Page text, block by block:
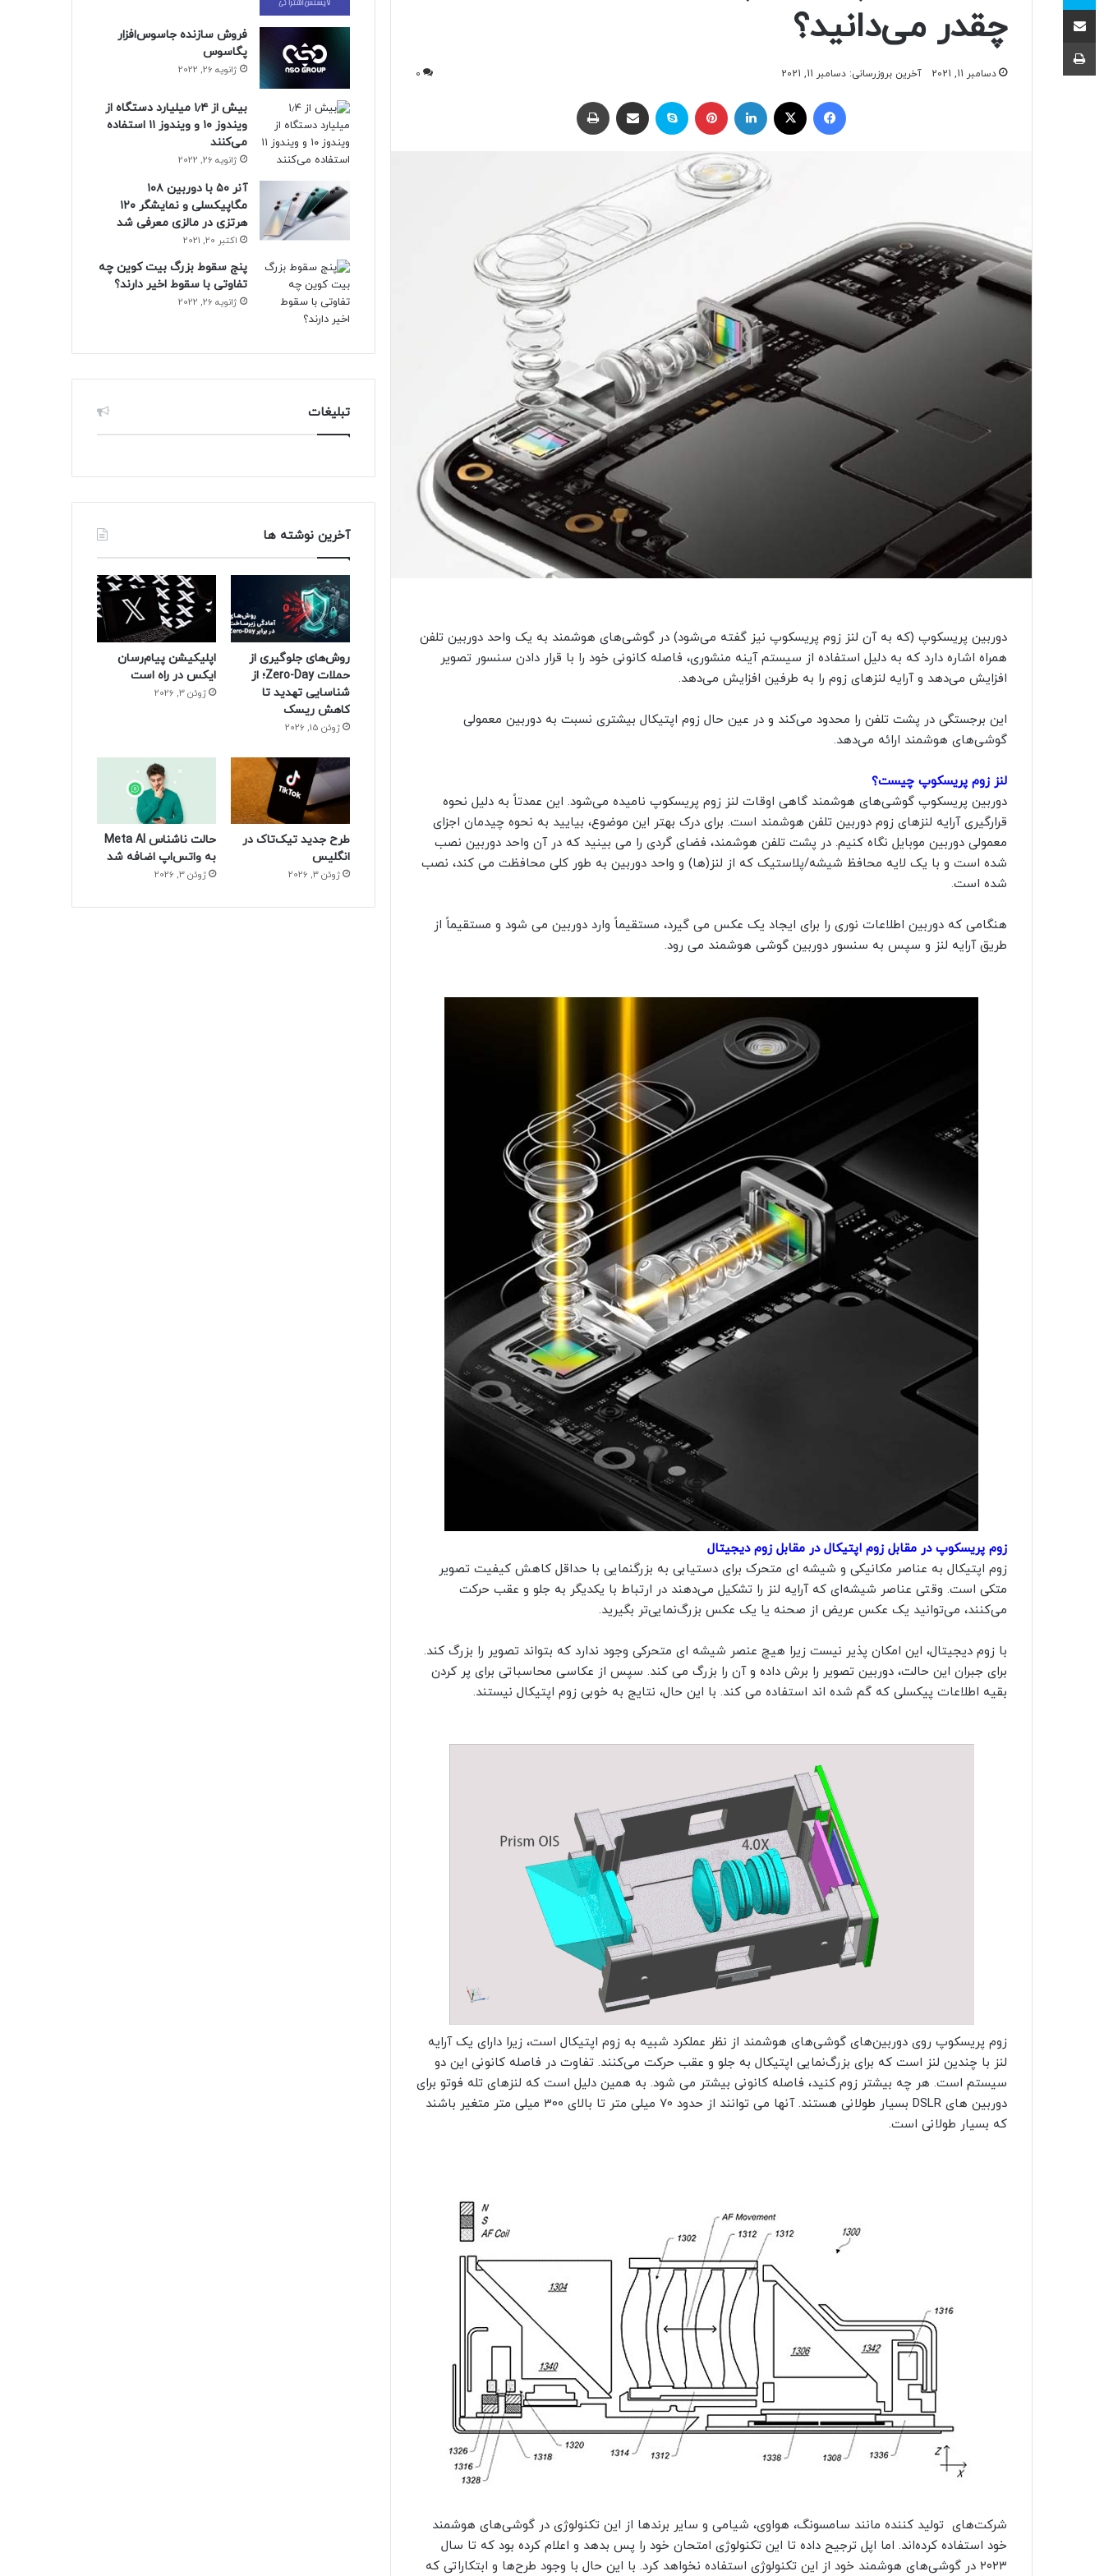
چقدر می‌دانید؟
دسامبر 11, 2021 آخرین بروزرسانی: دسامبر 11, 2021 0
ایکس
دوربین پریسکوپ (که به آن لنز زوم پریسکوپ نیز گفته می‌شود) در گوشی‌های هوشمند به یک واحد دوربین تلفن
همراه اشاره دارد که به دلیل استفاده از سیستم آینه منشوری، فاصله کانونی خود را با قرار دادن سنسور تصویر
افزایش می‌دهد و آرایه لنزهای زوم را به طرفین افزایش می‌دهد.
این برجستگی در پشت تلفن را محدود می‌کند و در عین حال زوم اپتیکال بیشتری نسبت به دوربین معمولی
گوشی‌های هوشمند ارائه می‌دهد.
لنز زوم پریسکوپ چیست؟
دوربین پریسکوپ گوشی‌های هوشمند گاهی اوقات لنز زوم پریسکوپ نامیده می‌شود. این عمدتاً به دلیل نحوه
قرارگیری آرایه لنزهای زوم دوربین تلفن هوشمند است. برای درک بهتر این موضوع، بیایید به نحوه چیدمان اجزای
معمولی دوربین موبایل نگاه کنیم. در پشت تلفن هوشمند، فضای گردی را می بینید که در آن واحد دوربین نصب
شده است و با یک لایه محافظ شیشه/پلاستیک که از لنز(ها) و واحد دوربین به طور کلی محافظت می کند، نصب
شده است.
هنگامی که دوربین اطلاعات نوری را برای ایجاد یک عکس می گیرد، مستقیماً وارد دوربین می شود و مستقیماً از
طریق آرایه لنز و سپس به سنسور دوربین گوشی هوشمند می رود.
زوم پریسکوپ در مقابل زوم اپتیکال در مقابل زوم دیجیتال
زوم اپتیکال به عناصر مکانیکی و شیشه ای متحرک برای دستیابی به بزرگنمایی با حداقل کاهش کیفیت تصویر
متکی است. وقتی عناصر شیشه‌ای که آرایه لنز را تشکیل می‌دهند در ارتباط با یکدیگر به جلو و عقب حرکت
می‌کنند، می‌توانید یک عکس عریض از صحنه یا یک عکس بزرگ‌نمایی‌تر بگیرید.
با زوم دیجیتال، این امکان پذیر نیست زیرا هیچ عنصر شیشه ای متحرکی وجود ندارد که بتواند تصویر را بزرگ کند.
برای جبران این حالت، دوربین تصویر را برش داده و آن را بزرگ می کند. سپس از عکاسی محاسباتی برای پر کردن
بقیه اطلاعات پیکسلی که گم شده اند استفاده می کند. با این حال، نتایج به خوبی زوم اپتیکال نیستند.
زوم پریسکوپ روی دوربین‌های گوشی‌های هوشمند از نظر عملکرد شبیه به زوم اپتیکال است، زیرا دارای یک آرایه
لنز با چندین لنز است که برای بزرگ‌نمایی اپتیکال به جلو و عقب حرکت می‌کنند. تفاوت در فاصله کانونی این دو
سیستم است. هر چه بیشتر زوم کنید، فاصله کانونی بیشتر می شود. به همین دلیل است که لنزهای تله فوتو برای
دوربین های DSLR بسیار طولانی هستند. آنها می توانند از حدود 70 میلی متر تا بالای 300 میلی متر متغیر باشند
که بسیار طولانی است.
شرکت‌های تولید کننده مانند سامسونگ، هواوی، شیامی و سایر برند‌ها از این تکنولوژی در گوشی‌های هوشمند
خود استفاده کرده‌اند. اما اپل ترجیح داده تا این تکنولوژی امتحان خود را پس بدهد و اعلام کرده بود که تا سال
۲۰۲۳ در گوشی‌های هوشمند خود از این تکنولوژی استفاده نخواهد کرد. با این حال با وجود طرح‌ها و ابتکاراتی که
فروش سازنده جاسوس‌افزار
پگاسوس
ژانویه 26, 2022
بیش از ۱٫۴ میلیارد دستگاه از
ویندوز ۱۰ و ویندوز ۱۱ استفاده
می‌کنند
ژانویه 26, 2022
آنر ۵۰ با دوربین ۱۰۸
مگاپیکسلی و نمایشگر ۱۲۰
هرتزی در مالزی معرفی شد
اکتبر 20, 2021
پنج سقوط بزرگ بیت کوین چه
تفاوتی با سقوط اخیر دارند؟
ژانویه 26, 2022
تبلیغات
آخرین نوشته ها
روش‌های جلوگیری از
حملات Zero-Day؛ از
شناسایی تهدید تا
کاهش ریسک
ژوئن 15, 2026
اپلیکیشن پیام‌رسان
ایکس در راه است
ژوئن 3, 2026
طرح جدید تیک‌تاک در
انگلیس
ژوئن 3, 2026
حالت ناشناس Meta AI
به واتس‌اپ اضافه شد
ژوئن 3, 2026